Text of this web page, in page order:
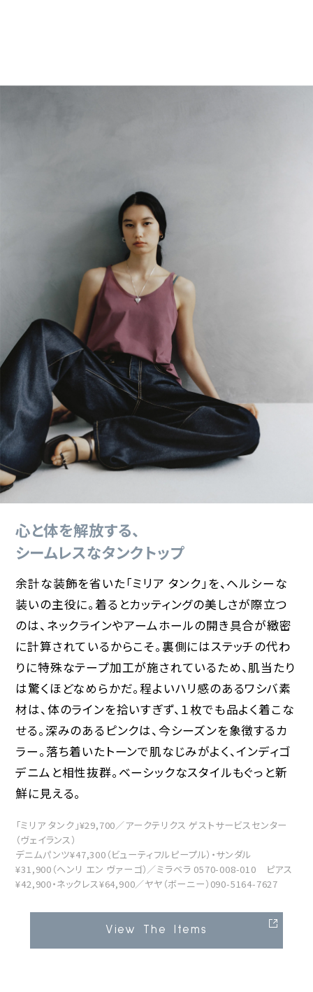
心と体を解放する、
シームレスなタンクトップ
余計な装飾を省いた「ミリア タンク」を、ヘルシーな
装いの主役に。着るとカッティングの美しさが際立つ
のは、ネックラインやアームホールの開き具合が緻密
に計算されているからこそ。裏側にはステッチの代わ
りに特殊なテープ加工が施されているため、肌当たり
は驚くほどなめらかだ。程よいハリ感のあるワシバ素
材は、体のラインを拾いすぎず、１枚でも品よく着こな
せる。深みのあるピンクは、今シーズンを象徴するカ
ラー。落ち着いたトーンで肌なじみがよく、インディゴ
デニムと相性抜群。ベーシックなスタイルもぐっと新
鮮に見える。
「ミリア タンク」¥29,700／アークテリクス ゲストサービスセンター
（ヴェイランス）
デニムパンツ¥47,300（ビューティフルピープル）・サンダル
¥31,900（ヘンリ エン ヴァーゴ）／ミラベラ 0570-008-010 ピアス
¥42,900・ネックレス¥64,900／ヤヤ（ボーニー）090-5164-7627
View The Items